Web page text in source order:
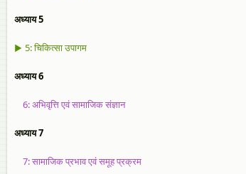
अध्याय 5
▶ 5: चिकित्सा उपागम
अध्याय 6
6: अभिवृत्ति एवं सामाजिक संज्ञान
अध्याय 7
7: सामाजिक प्रभाव एवं समूह प्रक्रम